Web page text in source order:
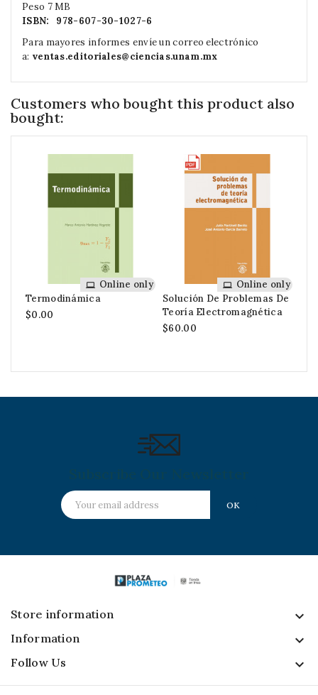
Peso 7 MB
ISBN:
978-607-30-1027-6
Para mayores informes envíe un correo electrónico
a: ventas.editoriales@ciencias.unam.mx
Customers who bought this product also
bought:
Termodinámica
$0.00
Online only
Solución De Problemas De
Teoría Electromagnética
$60.00
Online only
Store information keyboard_arrow_down
Information 
Follow Us 